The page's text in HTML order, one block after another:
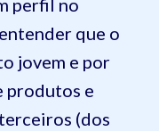
perfil no
que o
jovem e por
produtos e
(dos